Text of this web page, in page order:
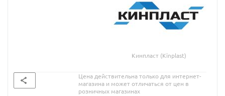
Кинпласт (Kinplast)
Цена действительна только для интернет-
магазина и может отличаться от цен в
розничных магазинах